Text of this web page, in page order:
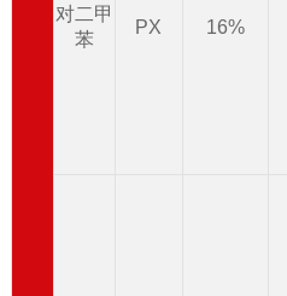
对二甲
苯
PX 16%